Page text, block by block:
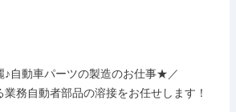
♪自動車パーツの製造のお仕事★／
務自動者部品の溶接をお任せします！